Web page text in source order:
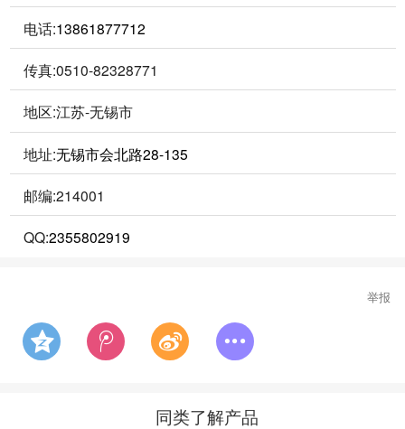
电话:13861877712
传真:0510-82328771
地区:江苏-无锡市
地址:无锡市会北路28-135
邮编:214001
QQ:2355802919
举报
同类了解产品